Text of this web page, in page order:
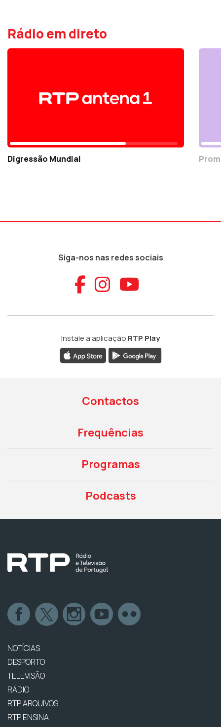
Rádio em direto
Digressão Mundial
Siga-nos nas redes sociais
Aceder ao
Aceder ao
Aceder
Instale a aplicação RTP Play
Contactos
Frequências
Programas
Podcasts
NOTÍCIAS
DESPORTO
TELEVISÃO
RÁDIO
RTP ARQUIVOS
RTP ENSINA